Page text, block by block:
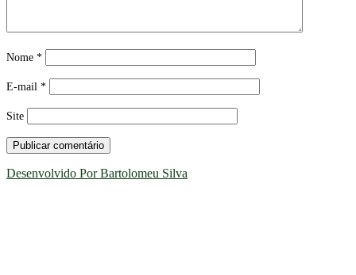
Nome *
E-mail *
Site
Desenvolvido Por Bartolomeu Silva